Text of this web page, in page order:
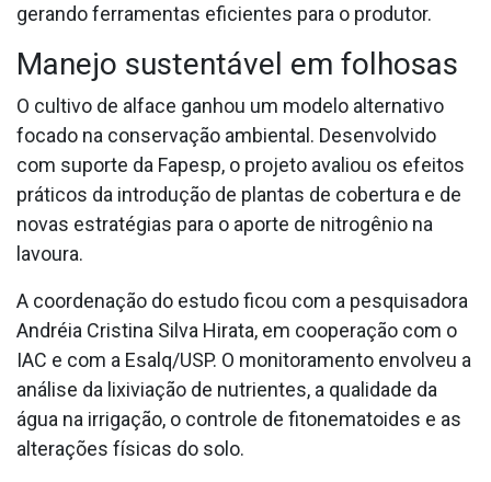
gerando ferramentas eficientes para o produtor.
Manejo sustentável em folhosas
O cultivo de alface ganhou um modelo alternativo
focado na conservação ambiental. Desenvolvido
com suporte da Fapesp, o projeto avaliou os efeitos
práticos da introdução de plantas de cobertura e de
novas estratégias para o aporte de nitrogênio na
lavoura.
A coordenação do estudo ficou com a pesquisadora
Andréia Cristina Silva Hirata, em cooperação com o
IAC e com a Esalq/USP. O monitoramento envolveu a
análise da lixiviação de nutrientes, a qualidade da
água na irrigação, o controle de fitonematoides e as
alterações físicas do solo.